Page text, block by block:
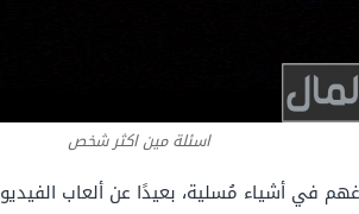
اسئلة مين اكثر شخص
في أشياء مُسلية، بعيدًا عن ألعاب الفيديو